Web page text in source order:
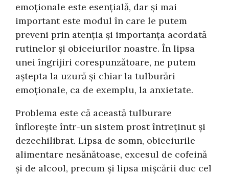
emoționale este esențială, dar și mai
important este modul în care le putem
preveni prin atenția și importanța acordată
rutinelor și obiceiurilor noastre. În lipsa
unei îngrijiri corespunzătoare, ne putem
aștepta la uzură și chiar la tulburări
emoționale, ca de exemplu, la anxietate.
Problema este că această tulburare
înflorește într-un sistem prost întreținut și
dezechilibrat. Lipsa de somn, obiceiurile
alimentare nesănătoase, excesul de cofeină
și de alcool, precum și lipsa mișcării duc cel